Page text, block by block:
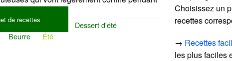
de recettes
Pêches Clafoutis
Dessert d'été
Beurre Été
Choisissez un
recettes
→ Recettes
les plus faciles